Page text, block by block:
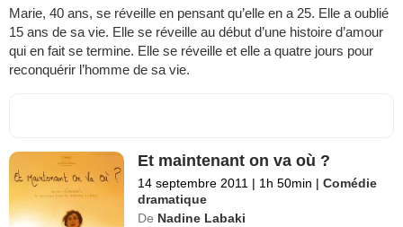
Marie, 40 ans, se réveille en pensant qu’elle en a 25. Elle a oublié
15 ans de sa vie. Elle se réveille au début d’une histoire d’amour
qui en fait se termine. Elle se réveille et elle a quatre jours pour
reconquérir l’homme de sa vie.
Et maintenant on va où ?
14 septembre 2011 | 1h 50min | Comédie
dramatique
De Nadine Labaki